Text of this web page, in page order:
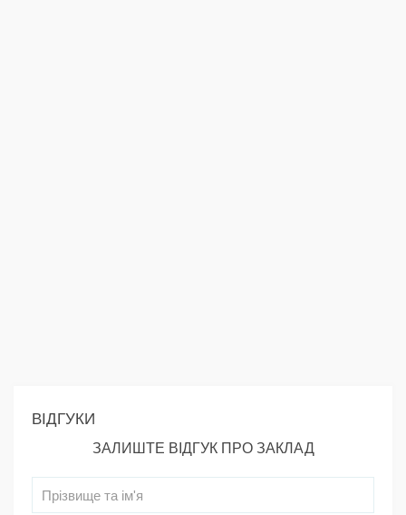
ВІДГУКИ
ЗАЛИШТЕ ВІДГУК ПРО ЗАКЛАД